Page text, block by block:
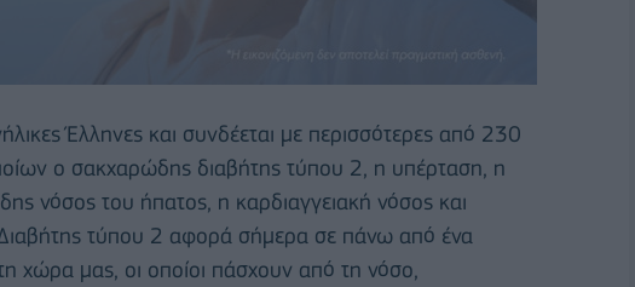
Έλληνες και συνδέεται με περισσότερες από 230
ο σακχαρώδης διαβήτης τύπου 2, η υπέρταση, η
νόσος του ήπατος, η καρδιαγγειακή νόσος και
τύπου 2 αφορά σήμερα σε πάνω από ένα
χώρα μας, οι οποίοι πάσχουν από τη νόσο,